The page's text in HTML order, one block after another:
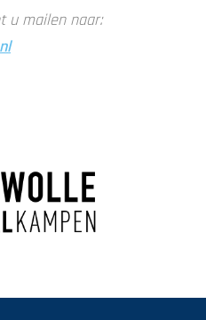
u mailen naar: